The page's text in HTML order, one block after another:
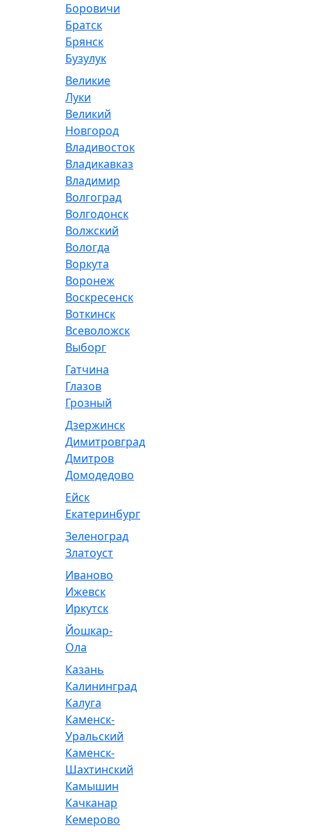
Боровичи
Братск
Брянск
Бузулук
Великие
Луки
Великий
Новгород
Владивосток
Владикавказ
Владимир
Волгоград
Волгодонск
Волжский
Вологда
Воркута
Воронеж
Воскресенск
Воткинск
Всеволожск
Выборг
Гатчина
Глазов
Грозный
Дзержинск
Димитровград
Дмитров
Домодедово
Ейск
Екатеринбург
Зеленоград
Златоуст
Иваново
Ижевск
Иркутск
Йошкар-
Ола
Казань
Калининград
Калуга
Каменск-
Уральский
Каменск-
Шахтинский
Камышин
Качканар
Кемерово